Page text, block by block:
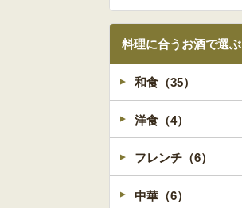
料理に合うお酒で選ぶ
和食（35）
洋食（4）
フレンチ（6）
中華（6）